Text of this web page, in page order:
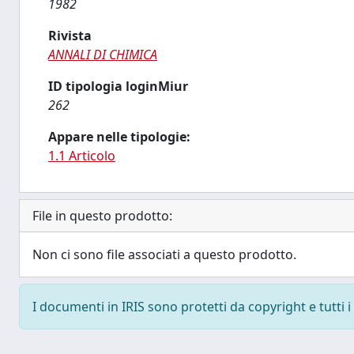
1982
Rivista
ANNALI DI CHIMICA
ID tipologia loginMiur
262
Appare nelle tipologie:
1.1 Articolo
File in questo prodotto:
Non ci sono file associati a questo prodotto.
I documenti in IRIS sono protetti da copyright e tutti